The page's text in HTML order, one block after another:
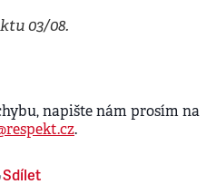
03/08.
napište nám prosím na
.
Sdílet